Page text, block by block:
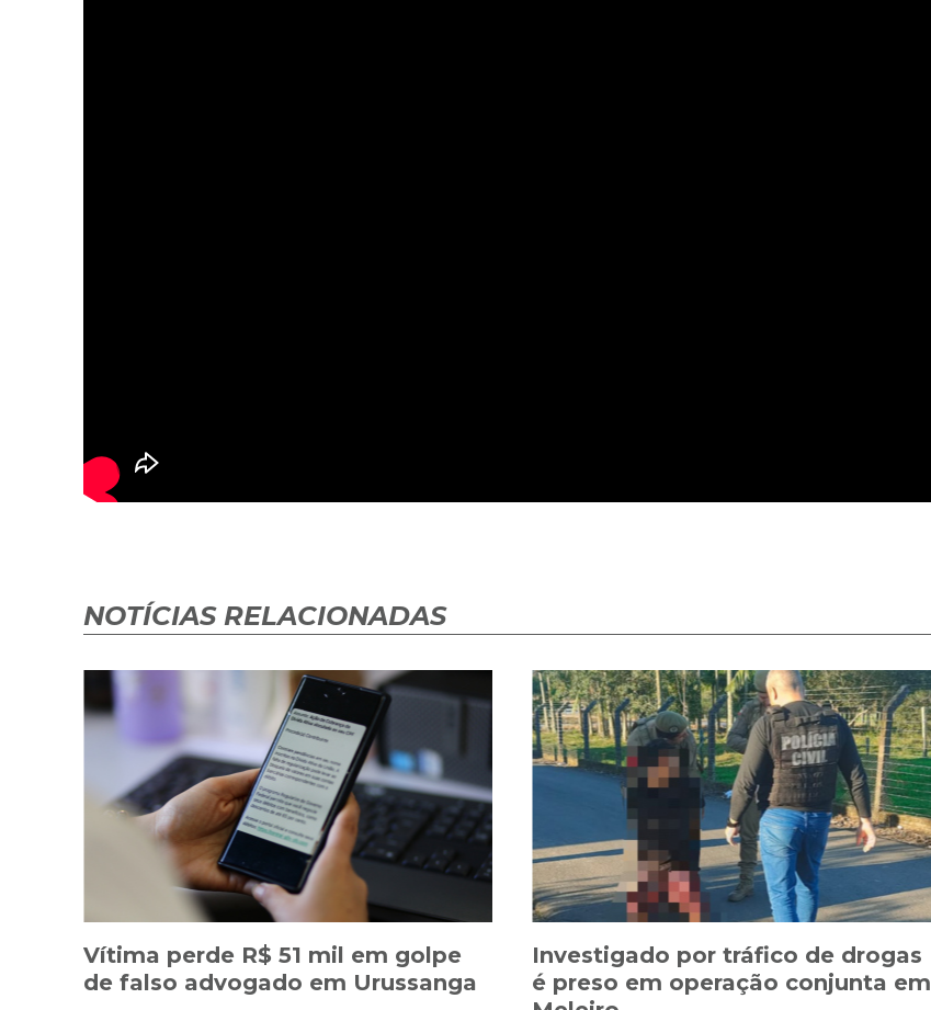
NOTÍCIAS RELACIONADAS
Vítima perde R$ 51 mil em golpe
de falso advogado em Urussanga
Investigado por tráfico de drogas
é preso em operação conjunta em